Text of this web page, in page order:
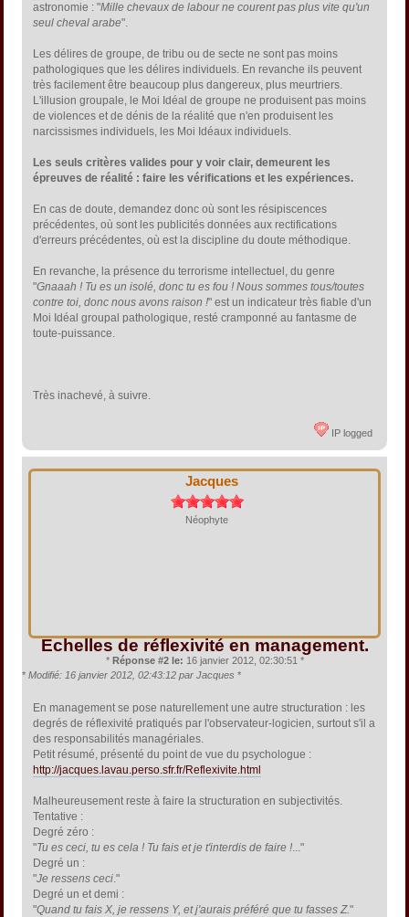
astronomie : "Mille chevaux de labour ne courent pas plus vite qu'un
seul cheval arabe".
Les délires de groupe, de tribu ou de secte ne sont pas moins
pathologiques que les délires individuels. En revanche ils peuvent
très facilement être beaucoup plus dangereux, plus meurtriers.
L'illusion groupale, le Moi Idéal de groupe ne produisent pas moins
de violences et de dénis de la réalité que n'en produisent les
narcissismes individuels, les Moi Idéaux individuels.
Les seuls critères valides pour y voir clair, demeurent les
épreuves de réalité : faire les vérifications et les expériences.
En cas de doute, demandez donc où sont les résipiscences
précédentes, où sont les publicités données aux rectifications
d'erreurs précédentes, où est la discipline du doute méthodique.
En revanche, la présence du terrorisme intellectuel, du genre
"Gnaaah ! Tu es un isolé, donc tu es fou ! Nous sommes tous/toutes
contre toi, donc nous avons raison !" est un indicateur très fiable d'un
Moi Idéal groupal pathologique, resté cramponné au fantasme de
toute-puissance.
Très inachevé, à suivre.
IP logged
Jacques
Néophyte
Echelles de réflexivité en management.
* Réponse #2 le: 16 janvier 2012, 02:30:51 *
* Modifié: 16 janvier 2012, 02:43:12 par Jacques *
En management se pose naturellement une autre structuration : les
degrés de réflexivité pratiqués par l'observateur-logicien, surtout s'il a
des responsabilités managériales.
Petit résumé, présenté du point de vue du psychologue :
http://jacques.lavau.perso.sfr.fr/Reflexivite.html
Malheureusement reste à faire la structuration en subjectivités.
Tentative :
Degré zéro :
"Tu es ceci, tu es cela ! Tu fais et je t'interdis de faire ! ..."
Degré un :
"Je ressens ceci ."
Degré un et demi :
"Quand tu fais X, je ressens Y, et j'aurais préféré que tu fasses Z."